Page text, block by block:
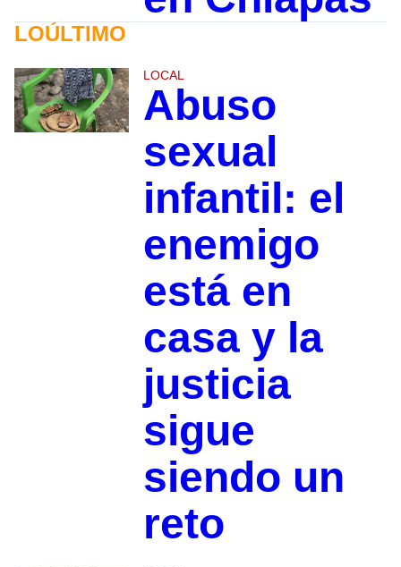
LOÚLTIMO
LOCAL
Abuso
sexual
infantil: el
enemigo
está en
casa y la
justicia
sigue
siendo un
reto